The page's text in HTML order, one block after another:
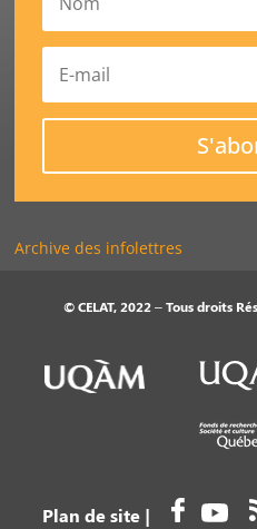
Archive des infolettres
© CELAT, 2022 – Tous droits
Plan de site|